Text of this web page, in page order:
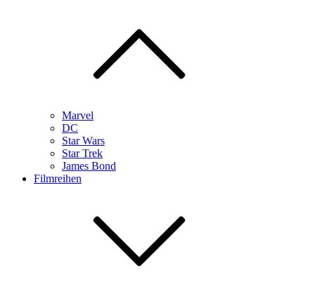
Marvel
DC
Star Wars
Star Trek
James Bond
Filmreihen